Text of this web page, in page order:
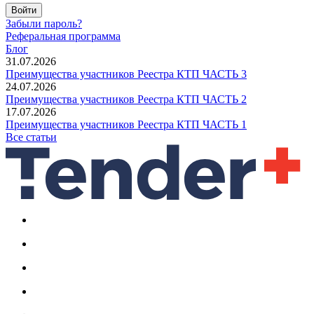
Войти
Забыли пароль?
Реферальная программа
Блог
31.07.2026
Преимущества участников Реестра КТП ЧАСТЬ 3
24.07.2026
Преимущества участников Реестра КТП ЧАСТЬ 2
17.07.2026
Преимущества участников Реестра КТП ЧАСТЬ 1
Все статьи